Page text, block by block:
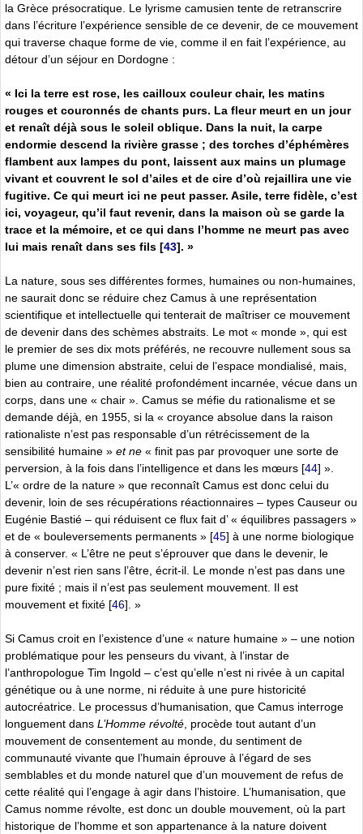
la Grèce présocratique. Le lyrisme camusien tente de retranscrire
dans l’écriture l’expérience sensible de ce devenir, de ce mouvement
qui traverse chaque forme de vie, comme il en fait l’expérience, au
détour d’un séjour en Dordogne :
« Ici la terre est rose, les cailloux couleur chair, les matins
rouges et couronnés de chants purs. La fleur meurt en un jour
et renaît déjà sous le soleil oblique. Dans la nuit, la carpe
endormie descend la rivière grasse ; des torches d’éphémères
flambent aux lampes du pont, laissent aux mains un plumage
vivant et couvrent le sol d’ailes et de cire d’où rejaillira une vie
fugitive. Ce qui meurt ici ne peut passer. Asile, terre fidèle, c’est
ici, voyageur, qu’il faut revenir, dans la maison où se garde la
trace et la mémoire, et ce qui dans l’homme ne meurt pas avec
lui mais renaît dans ses fils [43]. »
La nature, sous ses différentes formes, humaines ou non-humaines,
ne saurait donc se réduire chez Camus à une représentation
scientifique et intellectuelle qui tenterait de maîtriser ce mouvement
de devenir dans des schèmes abstraits. Le mot « monde », qui est
le premier de ses dix mots préférés, ne recouvre nullement sous sa
plume une dimension abstraite, celui de l’espace mondialisé, mais,
bien au contraire, une réalité profondément incarnée, vécue dans un
corps, dans une « chair ». Camus se méfie du rationalisme et se
demande déjà, en 1955, si la « croyance absolue dans la raison
rationaliste n’est pas responsable d’un rétrécissement de la
sensibilité humaine » et ne « finit pas par provoquer une sorte de
perversion, à la fois dans l’intelligence et dans les mœurs [44] ».
L’« ordre de la nature » que reconnaît Camus est donc celui du
devenir, loin de ses récupérations réactionnaires – types Causeur ou
Eugénie Bastié – qui réduisent ce flux fait d’ « équilibres passagers »
et de « bouleversements permanents » [45] à une norme biologique
à conserver. « L’être ne peut s’éprouver que dans le devenir, le
devenir n’est rien sans l’être, écrit-il. Le monde n’est pas dans une
pure fixité ; mais il n’est pas seulement mouvement. Il est
mouvement et fixité [46]. »
Si Camus croit en l’existence d’une « nature humaine » – une notion
problématique pour les penseurs du vivant, à l’instar de
l’anthropologue Tim Ingold – c’est qu’elle n’est ni rivée à un capital
génétique ou à une norme, ni réduite à une pure historicité
autocréatrice. Le processus d’humanisation, que Camus interroge
longuement dans L’Homme révolté, procède tout autant d’un
mouvement de consentement au monde, du sentiment de
communauté vivante que l’humain éprouve à l’égard de ses
semblables et du monde naturel que d’un mouvement de refus de
cette réalité qui l’engage à agir dans l’histoire. L’humanisation, que
Camus nomme révolte, est donc un double mouvement, où la part
historique de l’homme et son appartenance à la nature doivent